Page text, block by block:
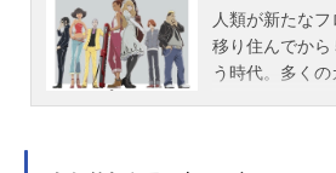
人類が新たな
移り住んでか
う時代。多く